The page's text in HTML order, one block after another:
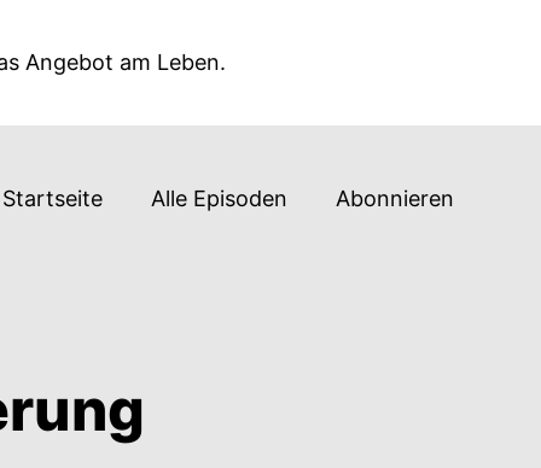
Angebot am Leben.
Startseite Alle Episoden Abonnieren